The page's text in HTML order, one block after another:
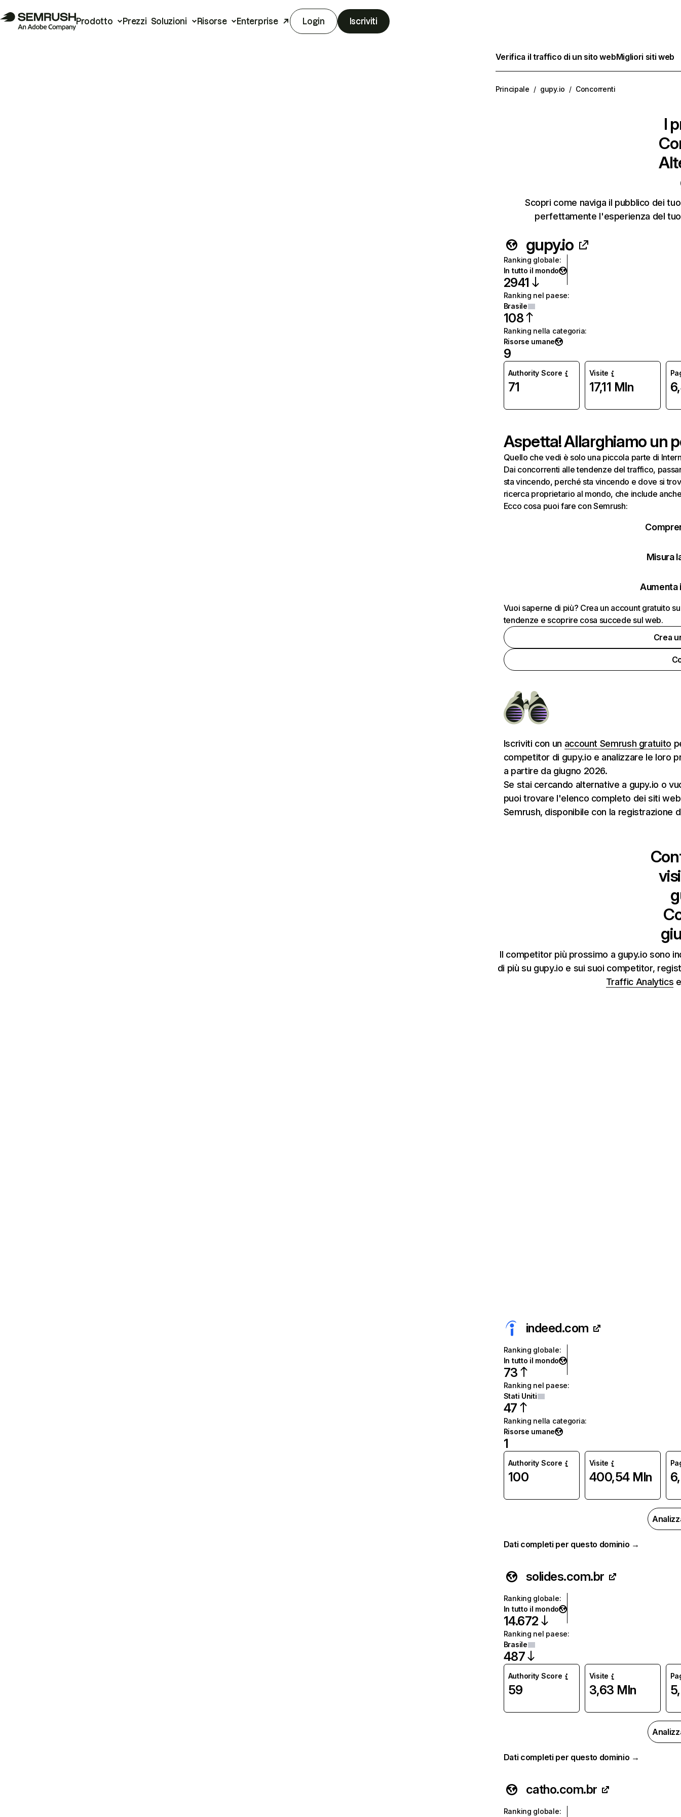
Prodotto Prezzi Soluzioni Risorse Enterprise Login Iscriviti
Verifica il traffico di un sito webMigliori siti web
Principale / gupy.io / Concorrenti
I
Scopri come naviga il pubblico dei
perfettamente l'esperienza del
gupy.io
Ranking globale:
In tutto il mondo
2941
Ranking nel paese:
Brasile
108
Ranking nella categoria:
Risorse umane
9
Authority Score
71
Visite
17,11 Mln
Aspetta! Allarghiamo un
Quello che vedi è solo una piccola parte di
Dai concorrenti alle tendenze del traffico,
sta vincendo, perché sta vincendo e dove si
ricerca proprietario al mondo, che include
Ecco cosa puoi fare con Semrush:
Misura
Aumenta
Vuoi saperne di più? Crea un account gratuito
tendenze e scoprire cosa succede sul web.
Crea
Iscriviti con un account Semrush gratuito
competitor di gupy.io e analizzare le loro
a partire da giugno 2026.
Se stai cercando alternative a gupy.io o
puoi trovare l'elenco completo dei siti
Semrush, disponibile con la registrazione
Il competitor più prossimo a gupy.io sono
di più su gupy.io e sui suoi competitor,
Traffic Analytics
indeed.com
Ranking globale:
In tutto il mondo
73
Ranking nel paese:
Stati Uniti
47
Ranking nella categoria:
Risorse umane
1
Authority Score
100
Visite
400,54 Mln
Dati completi per questo dominio →
solides.com.br
Ranking globale:
In tutto il mondo
14.672
Ranking nel paese:
Brasile
487
Authority Score
59
Visite
3,63 Mln
Dati completi per questo dominio →
catho.com.br
Ranking globale: